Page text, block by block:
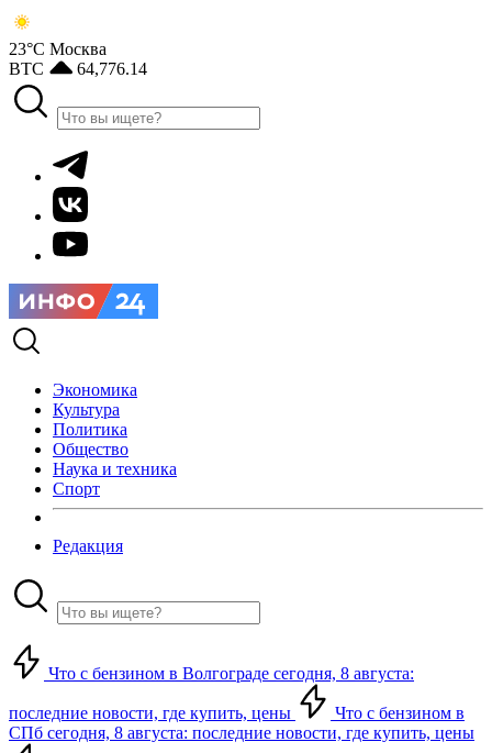
23°С Москва
BTC
64,776.14
Экономика
Культура
Политика
Общество
Наука и техника
Спорт
Редакция
Что с бензином в Волгограде сегодня, 8 августа:
последние новости, где купить, цены
Что с бензином в
СПб сегодня, 8 августа: последние новости, где купить, цены